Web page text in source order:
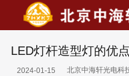
LED灯杆造型灯的优点
2024-01-15 北京中海轩光电科